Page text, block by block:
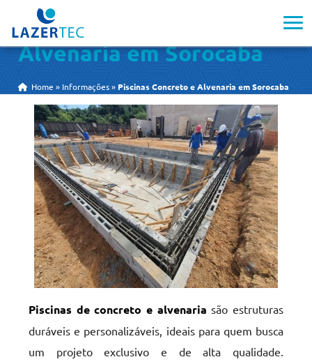
Piscinas Concreto e
Alvenaria em Sorocaba
Home » Informações » Piscinas Concreto e Alvenaria em Sorocaba
Piscinas de concreto e alvenaria são estruturas
duráveis e personalizáveis, ideais para quem busca
um projeto exclusivo e de alta qualidade.